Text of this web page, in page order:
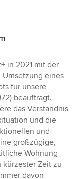
in 2021 mit der
eines
für unsere
beauftragt.
das Verständnis
und die
und
großzügige,
Wohnung
Zeit zu
davon